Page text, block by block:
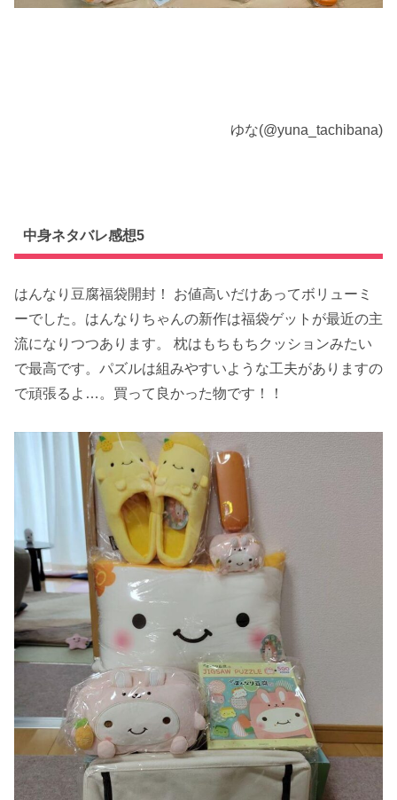
ゆな(@yuna_tachibana)
中身ネタバレ感想5
はんなり豆腐福袋開封！ お値高いだけあってボリューミ
ーでした。はんなりちゃんの新作は福袋ゲットが最近の主
流になりつつあります。 枕はもちもちクッションみたい
で最高です。パズルは組みやすいような工夫がありますの
で頑張るよ…。買って良かった物です！！